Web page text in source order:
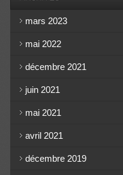
mars 2023
mai 2022
décembre 2021
juin 2021
mai 2021
avril 2021
décembre 2019